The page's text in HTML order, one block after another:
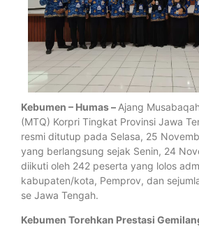
Kebumen – Humas – Ajang
(MTQ) Korpri Tingkat Provinsi Jawa
resmi ditutup pada Selasa, 25
yang berlangsung sejak Senin, 24
diikuti oleh 242 peserta yang lolos
kabupaten/kota, Pemprov, dan
se Jawa Tengah.
Kebumen Torehkan Prestasi